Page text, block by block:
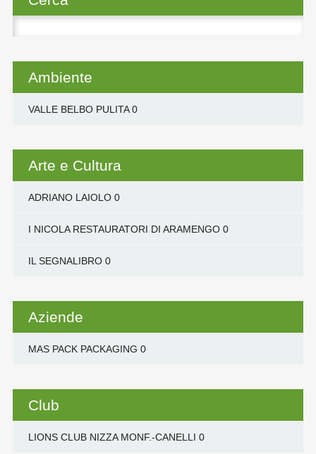
per:
Ambiente
VALLE BELBO PULITA0
Arte e Cultura
ADRIANO LAIOLO0
I NICOLA RESTAURATORI DI ARAMENGO0
IL SEGNALIBRO0
Aziende
MAS PACK PACKAGING 0
Club
LIONS CLUB NIZZA MONF.-CANELLI 0